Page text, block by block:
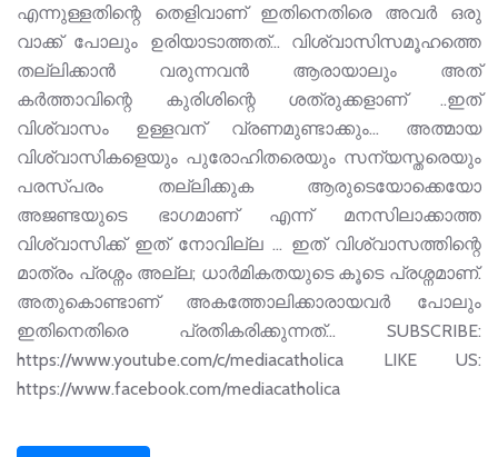
എന്നുള്ളതിന്റെ തെളിവാണ് ഇതിനെതിരെ അവർ ഒരു
വാക്ക് പോലും ഉരിയാടാത്തത്... വിശ്വാസിസമൂഹത്തെ
തല്ലിക്കാൻ വരുന്നവൻ ആരായാലും അത്
കർത്താവിന്റെ കുരിശിന്റെ ശത്രുക്കളാണ് ..ഇത്
വിശ്വാസം ഉള്ളവന് വ്രണമുണ്ടാക്കും... അത്മായ
വിശ്വാസികളെയും പുരോഹിതരെയും സന്യസ്തരെയും
പരസ്പരം തല്ലിക്കുക ആരുടെയോക്കെയോ
അജണ്ടയുടെ ഭാഗമാണ് എന്ന് മനസിലാക്കാത്ത
വിശ്വാസിക്ക് ഇത് നോവില്ല ... ഇത് വിശ്വാസത്തിന്റെ
മാത്രം പ്രശ്നം അല്ല; ധാർമികതയുടെ കൂടെ പ്രശ്നമാണ്.
അതുകൊണ്ടാണ് അകത്തോലിക്കാരായവർ പോലും
ഇതിനെതിരെ പ്രതികരിക്കുന്നത്... SUBSCRIBE:
https://www.youtube.com/c/mediacatholica LIKE US:
https://www.facebook.com/mediacatholica